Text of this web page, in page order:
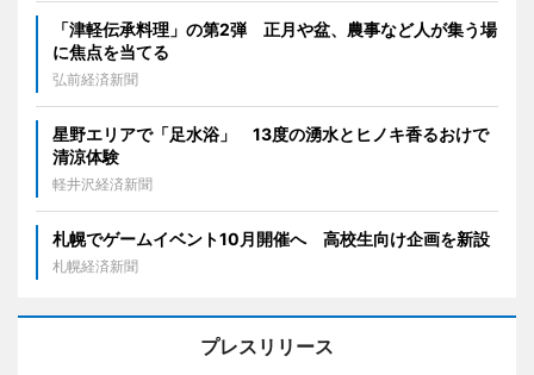
「津軽伝承料理」の第2弾 正月や盆、農事など人が集う場
に焦点を当てる
弘前経済新聞
星野エリアで「足水浴」 13度の湧水とヒノキ香るおけで
清涼体験
軽井沢経済新聞
札幌でゲームイベント10月開催へ 高校生向け企画を新設
札幌経済新聞
プレスリリース